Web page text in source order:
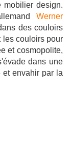
mobilier design.
Werner
des couloirs
les couloirs pour
et cosmopolite,
dans une
envahir par la